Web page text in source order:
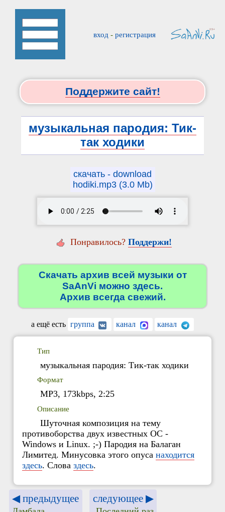
вход - регистрация
Поддержите сайт!
музыкальная пародия: Тик-
так ходики
скачать - download
hodiki.mp3 (3.0 Mb)
Понравилось? Поддержи!
Скачать архив всей музыки от
SaAnVi можно здесь.
Архив всегда свежий.
а ещё есть группа канал канал
Тип
музыкальная пародия: Тик-так ходики
Формат
MP3, 173kbps, 2:25
Описание
Шуточная композиция на тему
противоборства двух известных ОС -
Windows и Linux. ;-) Пародия на Балаган
Лимитед. Минусовка этого опусанаходится
здесь. Словаздесь.
◀ предыдущее следующее ▶